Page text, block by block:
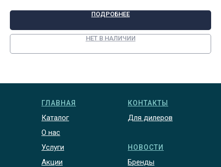
ПОДРОБНЕЕ
НЕТ В НАЛИЧИИ
ГЛАВНАЯ
Каталог
О нас
Услуги
Акции
КОНТАКТЫ
Для дилеров
НОВОСТИ
Бренды